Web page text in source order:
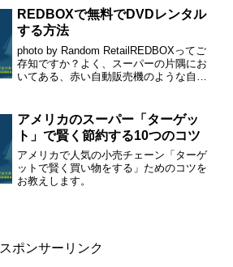
のある製品を買う時に、
「CRV（Californi...
REDBOXで無料でDVDレンタル
する方法
photo by Random RetailREDBOXってご
存知ですか？よく、スーパーの片隅にお
いてある、赤い自動販売機のような自動
画が揃っていていいんですよ。実は...
アメリカのスーパー「ターゲッ
ト」で賢く節約する10つのコツ
アメリカで人気の小売チェーン「ターゲ
ットで賢く買い物をする」ためのコツを
お教えします。
スポンサーリンク